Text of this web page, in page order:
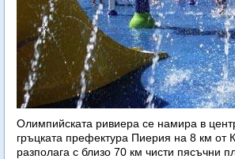
Олимпийската ривиера се намира в
гръцката префектура Пиерия на 8 км от
разполага с близо 70 км чисти пясъчни